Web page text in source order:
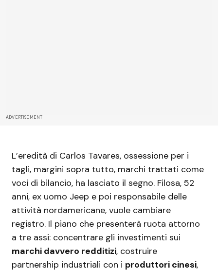
ADVERTISEMENT
L’eredità di Carlos Tavares, ossessione per i
tagli, margini sopra tutto, marchi trattati come
voci di bilancio, ha lasciato il segno. Filosa, 52
anni, ex uomo Jeep e poi responsabile delle
attività nordamericane, vuole cambiare
registro. Il piano che presenterà ruota attorno
a tre assi: concentrare gli investimenti sui
marchi davvero redditizi, costruire
partnership industriali con i produttori cinesi,